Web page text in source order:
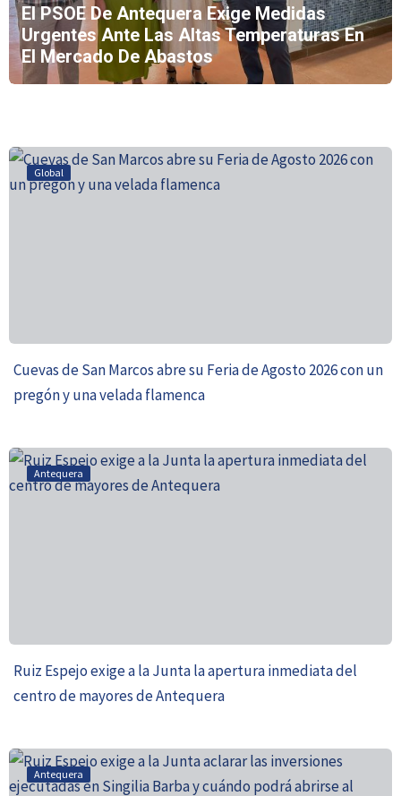
El PSOE De Antequera Exige Medidas
Urgentes Ante Las Altas Temperaturas En
El Mercado De Abastos
Global
Cuevas de San Marcos abre su Feria de Agosto 2026 con un
pregón y una velada flamenca
Antequera
Ruiz Espejo exige a la Junta la apertura inmediata del
centro de mayores de Antequera
Antequera